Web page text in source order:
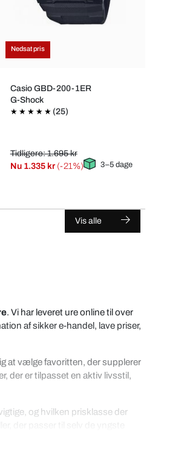
42mm Ø42mm
Nedsat pris
Casio GBD-200-1ER
G-Shock
(25)
Tidligere: 1.695 kr
Nu 1.335 kr (-21%) 3–5 dage
Vis alle
. Vi har leveret ure online til over
af sikker e-handel, lave priser,
at vælge favoritten, der supplerer
der er tilpasset en aktiv livsstil,
og hvilken prisklasse der